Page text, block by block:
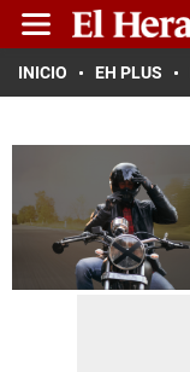
INICIO EH PLUS